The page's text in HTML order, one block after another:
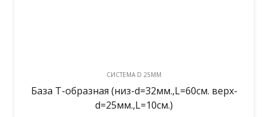
CИСТЕМА D 25MM
База Т-образная (низ-d=32мм.,L=60см. верх-
d=25мм.,L=10см.)